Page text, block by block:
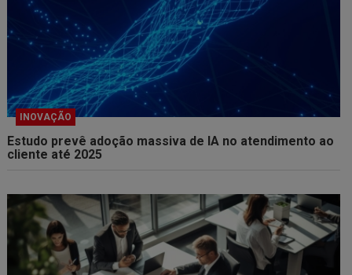
INOVAÇÃO
Estudo prevê adoção massiva de IA no atendimento ao
cliente até 2025